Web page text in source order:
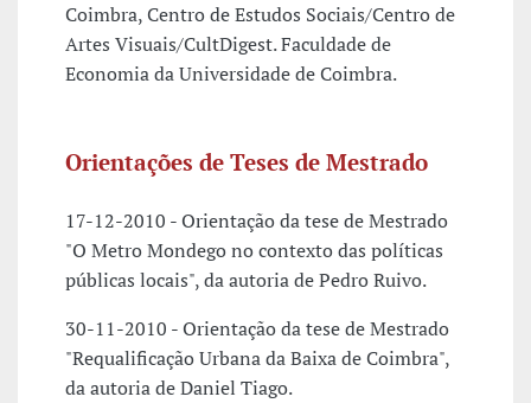
Coimbra, Centro de Estudos Sociais/Centro de
Artes Visuais/CultDigest. Faculdade de
Economia da Universidade de Coimbra.
Orientações de Teses de Mestrado
17-12-2010 - Orientação da tese de Mestrado
"O Metro Mondego no contexto das políticas
públicas locais", da autoria de Pedro Ruivo.
30-11-2010 - Orientação da tese de Mestrado
"Requalificação Urbana da Baixa de Coimbra",
da autoria de Daniel Tiago.